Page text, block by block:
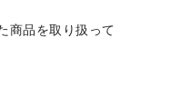
商品を取り扱って